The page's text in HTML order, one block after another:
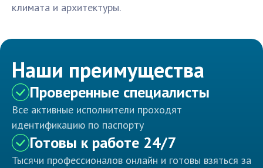
климата и архитектуры.
Наши преимущества
Проверенные специалисты
Все активные исполнители проходят
идентификацию по паспорту
Готовы к работе 24/7
Тысячи профессионалов онлайн и готовы взяться за